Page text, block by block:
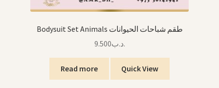
Bodysuit Set Animals طقم شباحات الحيوانات
.د.ب9.500
Read more Quick View